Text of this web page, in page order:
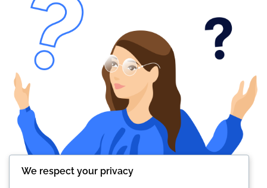
We respect your privacy